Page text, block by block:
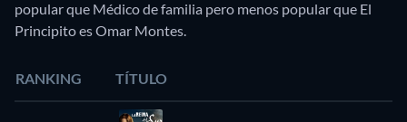
popular que Médico de familia pero menos popular que El
Principito es Omar Montes.
RANKING TÍTULO